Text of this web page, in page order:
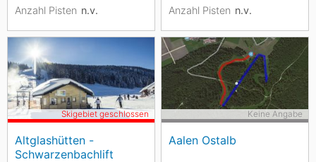
Anzahl Pisten n.v. Anzahl Pisten n.v.
Altglashütten -
Schwarzenbachlift
Skigebiet geschlossen
Aalen Ostalb
Keine Angabe